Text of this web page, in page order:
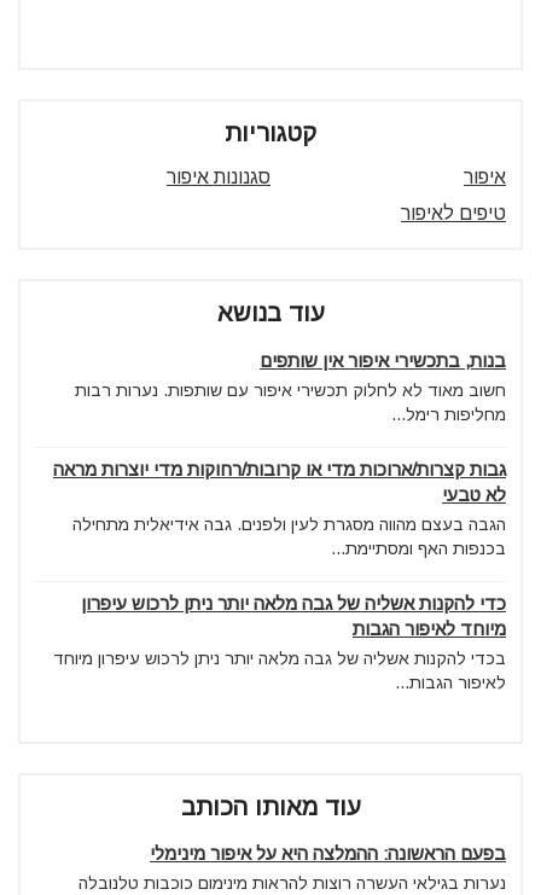
קטגוריות
איפור
סגנונות איפור
טיפים לאיפור
עוד בנושא
בנות, בתכשירי איפור אין שותפים
חשוב מאוד לא לחלוק תכשירי איפור עם שותפות. נערות רבות
מחליפות רימל...
גבות קצרות/ארוכות מדי או קרובות/רחוקות מדי יוצרות מראה
לא טבעי
הגבה בעצם מהווה מסגרת לעין ולפנים. גבה אידיאלית מתחילה
בכנפות האף ומסתיימת...
כדי להקנות אשליה של גבה מלאה יותר ניתן לרכוש עיפרון
מיוחד לאיפור הגבות
בכדי להקנות אשליה של גבה מלאה יותר ניתן לרכוש עיפרון מיוחד
לאיפור הגבות...
עוד מאותו הכותב
בפעם הראשונה: ההמלצה היא על איפור מינימלי
נערות בגילאי העשרה רוצות להראות מינימום כוכבות טלנובלה